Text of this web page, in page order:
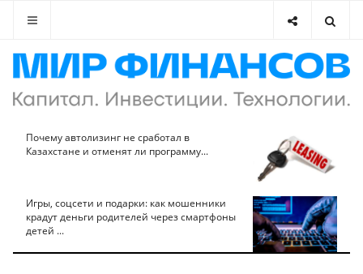
Почему автолизинг не сработал в
Казахстане и отменят ли программу...
Игры, соцсети и подарки: как мошенники
крадут деньги родителей через смартфоны
детей ...